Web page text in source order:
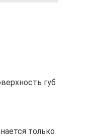
губ
только